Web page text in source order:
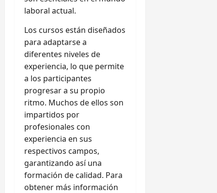
laboral actual.
Los cursos están diseñados
para adaptarse a
diferentes niveles de
experiencia, lo que permite
a los participantes
progresar a su propio
ritmo. Muchos de ellos son
impartidos por
profesionales con
experiencia en sus
respectivos campos,
garantizando así una
formación de calidad. Para
obtener más información